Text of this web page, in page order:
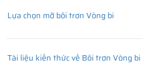
Lựa chọn mỡ bôi trơn Vòng bi
Tài liệu kiến thức về Bôi trơn Vòng bi